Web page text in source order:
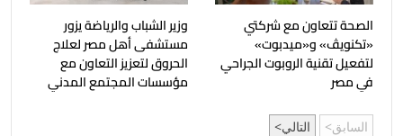
الصحة تتعاون مع شركتي
«تكنويڤ» و«ميدبوت»
لتفعيل تقنية الروبوت الجراحي
في مصر
وزير الشباب والرياضة يزور
مستشفى أهل مصر لعلاج
الحروق لتعزيز التعاون مع
مؤسسات المجتمع المدني
السابق التالي